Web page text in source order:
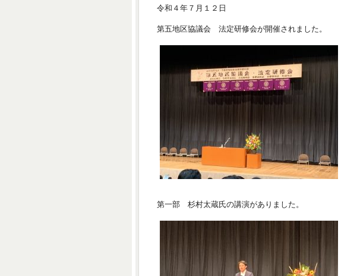
令和４年７月１２日
第五地区協議会 法定研修会が開催されました。
第一部 杉村太蔵氏の講演がありました。